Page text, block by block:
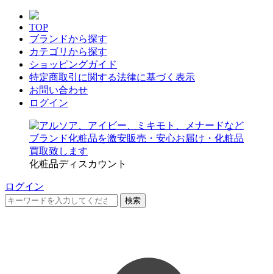
TOP
ブランドから探す
カテゴリから探す
ショッピングガイド
特定商取引に関する法律に基づく表示
お問い合わせ
ログイン
化粧品ディスカウント
ログイン
検索